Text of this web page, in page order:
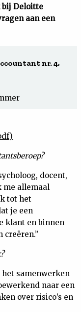
bij Deloitte
aan een
nr. 4,
docent,
me allemaal
tot het
je een
klant en binnen
creëren.”
samenwerken
naar een
over risico’s en